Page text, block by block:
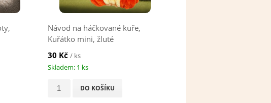
Návod na háčkované kuře,
Kuřátko mini, žluté
30 Kč / ks
Skladem: 1 ks
DO KOŠÍKU